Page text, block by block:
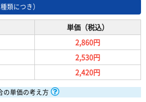
類につき）
単価（税込）
2,860円
2,530円
2,420円
の単価の考え方